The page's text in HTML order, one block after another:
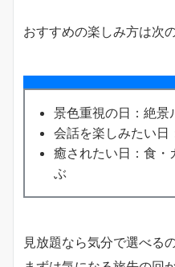
おすすめの楽しみ方は次
景色重視の日：絶景
会話を楽しみたい日
癒されたい日：食・
ぶ
見放題なら気分で選べる